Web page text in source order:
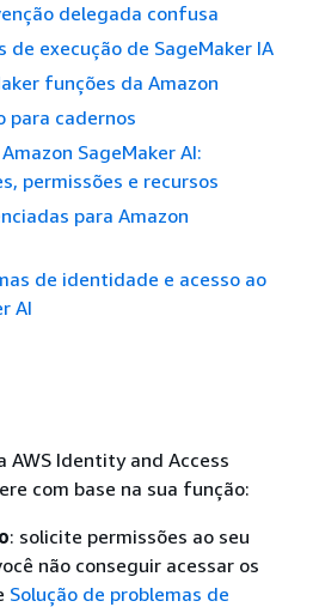
delegada confusa
de execução de SageMaker IA
funções da Amazon
para cadernos
SageMaker AI:
permissões e recursos
para Amazon
de identidade e acesso ao
AI
AWS Identity and Access
com base na sua função:
: solicite permissões ao seu
não conseguir acessar os
Solução de problemas de